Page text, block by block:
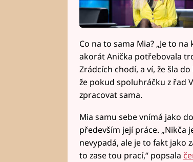
Co na to sama Mia? „Je to
akorát Anička potřebovala
Zrádcích chodí, a ví, že šla
že pokud spoluhráčku z řad
zpracovat sama.
Mia samu sebe vnímá jako
především její práce. „Nikča
nevypadá, ale je to fakt jako
to zase tou prací,“ popsala